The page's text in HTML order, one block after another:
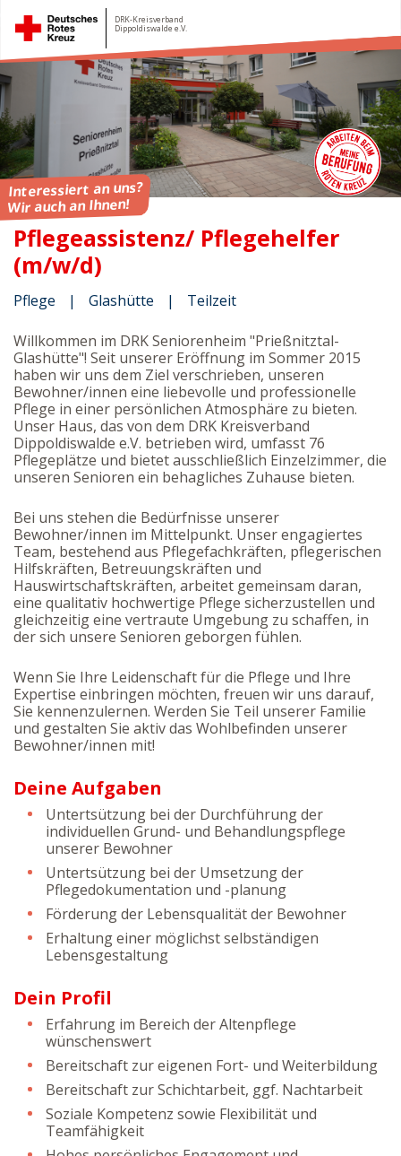
DRK-Kreisverband
Dippoldiswalde e.V.
Interessiert an uns?
Wir auch an Ihnen!
Pflegeassistenz/ Pflegehelfer
(m/w/d)
Pflege Glashütte Teilzeit
Willkommen im DRK Seniorenheim "Prießnitztal-
Glashütte"! Seit unserer Eröffnung im Sommer 2015
haben wir uns dem Ziel verschrieben, unseren
Bewohner/innen eine liebevolle und professionelle
Pflege in einer persönlichen Atmosphäre zu bieten.
Unser Haus, das von dem DRK Kreisverband
Dippoldiswalde e.V. betrieben wird, umfasst 76
Pflegeplätze und bietet ausschließlich Einzelzimmer, die
unseren Senioren ein behagliches Zuhause bieten.
Bei uns stehen die Bedürfnisse unserer
Bewohner/innen im Mittelpunkt. Unser engagiertes
Team, bestehend aus Pflegefachkräften, pflegerischen
Hilfskräften, Betreuungskräften und
Hauswirtschaftskräften, arbeitet gemeinsam daran,
eine qualitativ hochwertige Pflege sicherzustellen und
gleichzeitig eine vertraute Umgebung zu schaffen, in
der sich unsere Senioren geborgen fühlen.
Wenn Sie Ihre Leidenschaft für die Pflege und Ihre
Expertise einbringen möchten, freuen wir uns darauf,
Sie kennenzulernen. Werden Sie Teil unserer Familie
und gestalten Sie aktiv das Wohlbefinden unserer
Bewohner/innen mit!
Deine Aufgaben
Untertsützung bei der Durchführung der
individuellen Grund- und Behandlungspflege
unserer Bewohner
Untertsützung bei der Umsetzung der
Pflegedokumentation und -planung
Förderung der Lebensqualität der Bewohner
Erhaltung einer möglichst selbständigen
Lebensgestaltung
Dein Profil
Erfahrung im Bereich der Altenpflege
wünschenswert
Bereitschaft zur eigenen Fort- und Weiterbildung
Bereitschaft zur Schichtarbeit, ggf. Nachtarbeit
Soziale Kompetenz sowie Flexibilität und
Teamfähigkeit